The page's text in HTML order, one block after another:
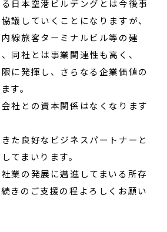
日本空港ビルデングとは今後事
議していくことになりますが、
線旅客ターミナルビル等の建
同社とは事業関連性も高く、
に発揮し、さらなる企業価値の
す。
社との資本関係はなくなります
た良好なビジネスパートナーと
てまいります。
業の発展に邁進してまいる所存
きのご支援の程よろしくお願い